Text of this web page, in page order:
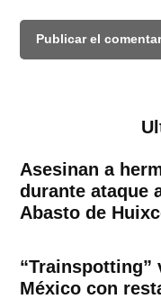
Asesinan a
durante ataque
Abasto de
“Trainspotting”
México con